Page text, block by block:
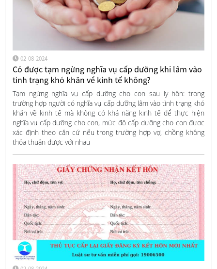
02-08-2024
Có được tạm ngừng nghĩa vụ cấp dưỡng khi lâm vào
tình trạng khó khăn về kinh tế không?
Tạm ngừng nghĩa vụ cấp dưỡng cho con sau ly hôn: trong
trường hợp người có nghĩa vụ cấp dưỡng lâm vào tình trạng khó
khăn về kinh tế mà không có khả năng kinh tế để thực hiện
nghĩa vụ cấp dưỡng cho con, mức độ cấp dưỡng cho con được
xác định theo căn cứ nếu trong trường hợp vợ, chồng không
thỏa thuận được với nhau